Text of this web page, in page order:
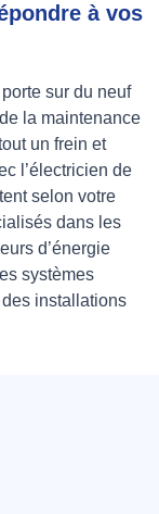
à vos
sur du neuf
la maintenance
un frein et
l’électricien de
selon votre
dans les
d’énergie
systèmes
installations